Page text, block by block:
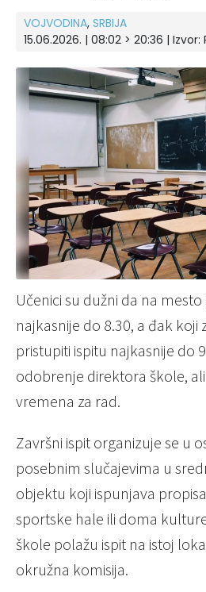
VOJVODINA, SRBIJA
15.06.2026. | 08:02 > 20:36 | Izvor:
Učenici su dužni da na
najkasnije do 8.30, a đak koji
pristupiti ispitu najkasnije do
odobrenje direktora škole,
vremena za rad.
Završni ispit organizuje se u
posebnim slučajevima u
objektu koji ispunjava
sportske hale ili doma
škole polažu ispit na istoj
okružna komisija.